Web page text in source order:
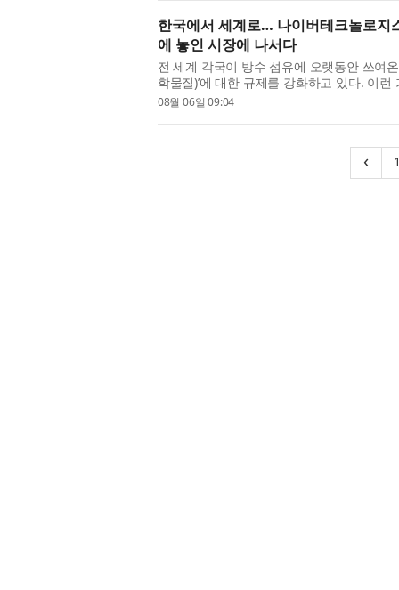
한국에서 세계로… 나이버테크놀로지
에 놓인 시장에 나서다
전 세계 각국이 방수 섬유에 오랫동안 쓰여
학물질)’에 대한 규제를 강화하고 있다. 이
Pte. Ltd.)가 성능 저하 없이 이 ...
08월 06일 09:04
‹